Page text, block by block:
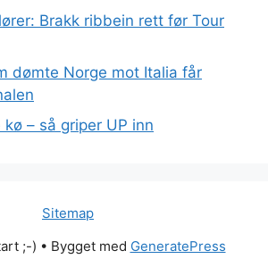
Brakk ribbein rett før Tour
dømte Norge mot Italia får
– så griper UP inn
Sitemap
;-) • Bygget med GeneratePress